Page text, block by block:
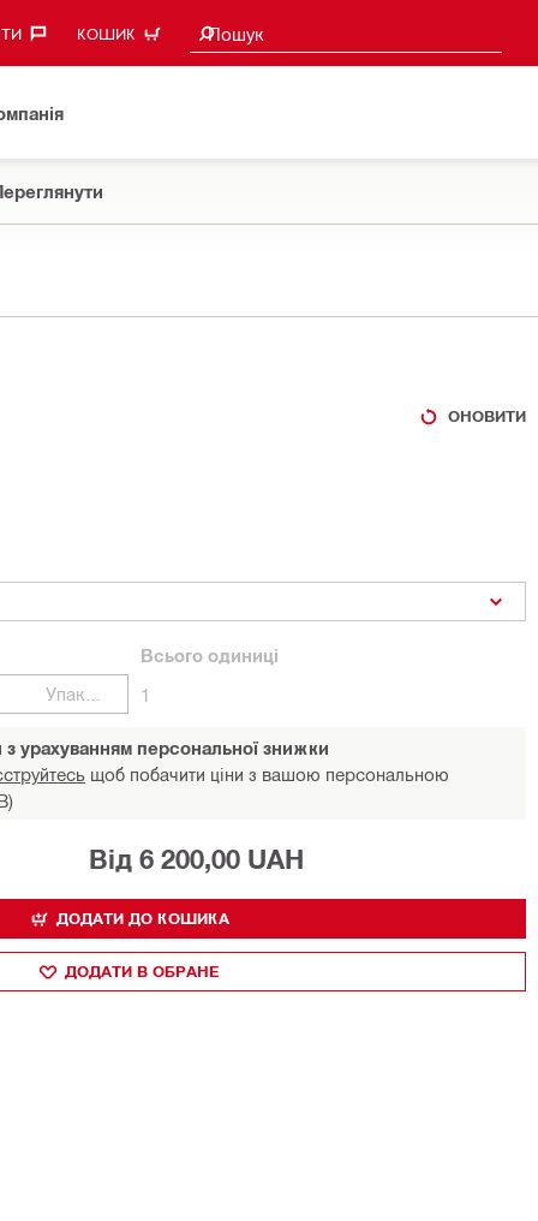
КОШИК Пошук
Пошукові пропозиції
ОНОВИТИ
Упаковки
Всього одиниці
1
урахуванням персональної знижки
щоб побачити ціни з вашою персональною
Від 6 200,00 UAH
ДОДАТИ ДО КОШИКА
ДОДАТИ В ОБРАНЕ